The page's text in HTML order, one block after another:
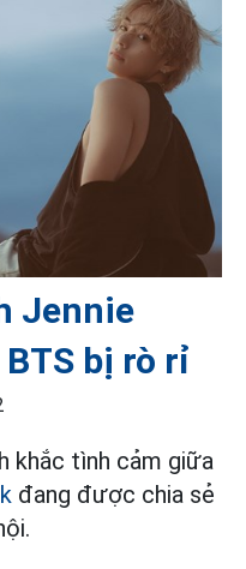
Jennie
bị rò rỉ
khắc tình cảm giữa
đang được chia sẻ